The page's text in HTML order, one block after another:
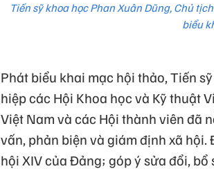
Tiến sỹ khoa học Phan Xuân Dũng, Chủ
biểu
Phát biểu khai mạc hội thảo, Tiến
hiệp các Hội Khoa học và Kỹ thuật
Việt Nam và các Hội thành viên đã
vấn, phản biện và giám định xã
hội XIV của Đảng; góp ý sửa đổi,